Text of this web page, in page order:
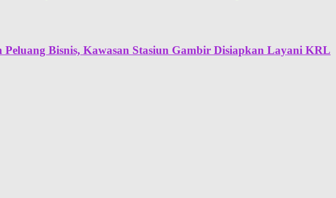
Bisnis, Kawasan Stasiun Gambir Disiapkan Layani KRL